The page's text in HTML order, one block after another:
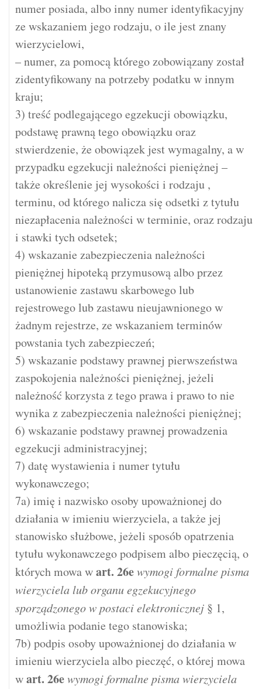
numer posiada, albo inny numer identyfikacyjny
ze wskazaniem jego rodzaju, o ile jest znany
wierzycielowi,
– numer, za pomocą którego zobowiązany został
zidentyfikowany na potrzeby podatku w innym
kraju;
3) treść podlegającego egzekucji obowiązku,
podstawę prawną tego obowiązku oraz
stwierdzenie, że obowiązek jest wymagalny, a w
przypadku egzekucji należności pieniężnej –
także określenie jej wysokości i rodzaju ,
terminu, od którego nalicza się odsetki z tytułu
niezapłacenia należności w terminie, oraz rodzaju
i stawki tych odsetek;
4) wskazanie zabezpieczenia należności
pieniężnej hipoteką przymusową albo przez
ustanowienie zastawu skarbowego lub
rejestrowego lub zastawu nieujawnionego w
żadnym rejestrze, ze wskazaniem terminów
powstania tych zabezpieczeń;
5) wskazanie podstawy prawnej pierwszeństwa
zaspokojenia należności pieniężnej, jeżeli
należność korzysta z tego prawa i prawo to nie
wynika z zabezpieczenia należności pieniężnej;
6) wskazanie podstawy prawnej prowadzenia
egzekucji administracyjnej;
7) datę wystawienia i numer tytułu
wykonawczego;
7a) imię i nazwisko osoby upoważnionej do
działania w imieniu wierzyciela, a także jej
stanowisko służbowe, jeżeli sposób opatrzenia
tytułu wykonawczego podpisem albo pieczęcią, o
których mowa wart. 26ewymogi formalne pisma
wierzyciela lub organu egzekucyjnego
sporządzonego w postaci elektronicznej § 1,
umożliwia podanie tego stanowiska;
7b) podpis osoby upoważnionej do działania w
imieniu wierzyciela albo pieczęć, o której mowa
wart. 26ewymogi formalne pisma wierzyciela